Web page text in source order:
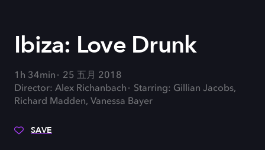
Ibiza: Love Drunk
1h 34min
25 五月 2018
Director: Alex Richanbach
Starring: Gillian Jacobs,
Richard Madden, Vanessa Bayer
SAVE